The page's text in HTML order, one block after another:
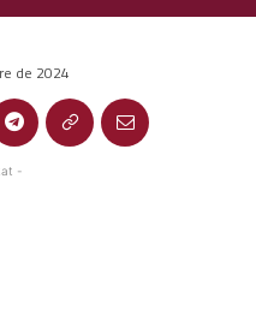
de 2024
-